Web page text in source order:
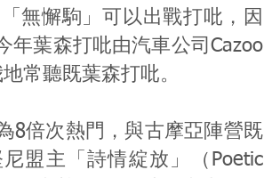
無懈駒」可以出戰打吡，因
年葉森打吡由汽車公司Cazoo
常聽既葉森打吡。
8倍次熱門，與古摩亞陣營既
盟主「詩情綻放」（Poetic